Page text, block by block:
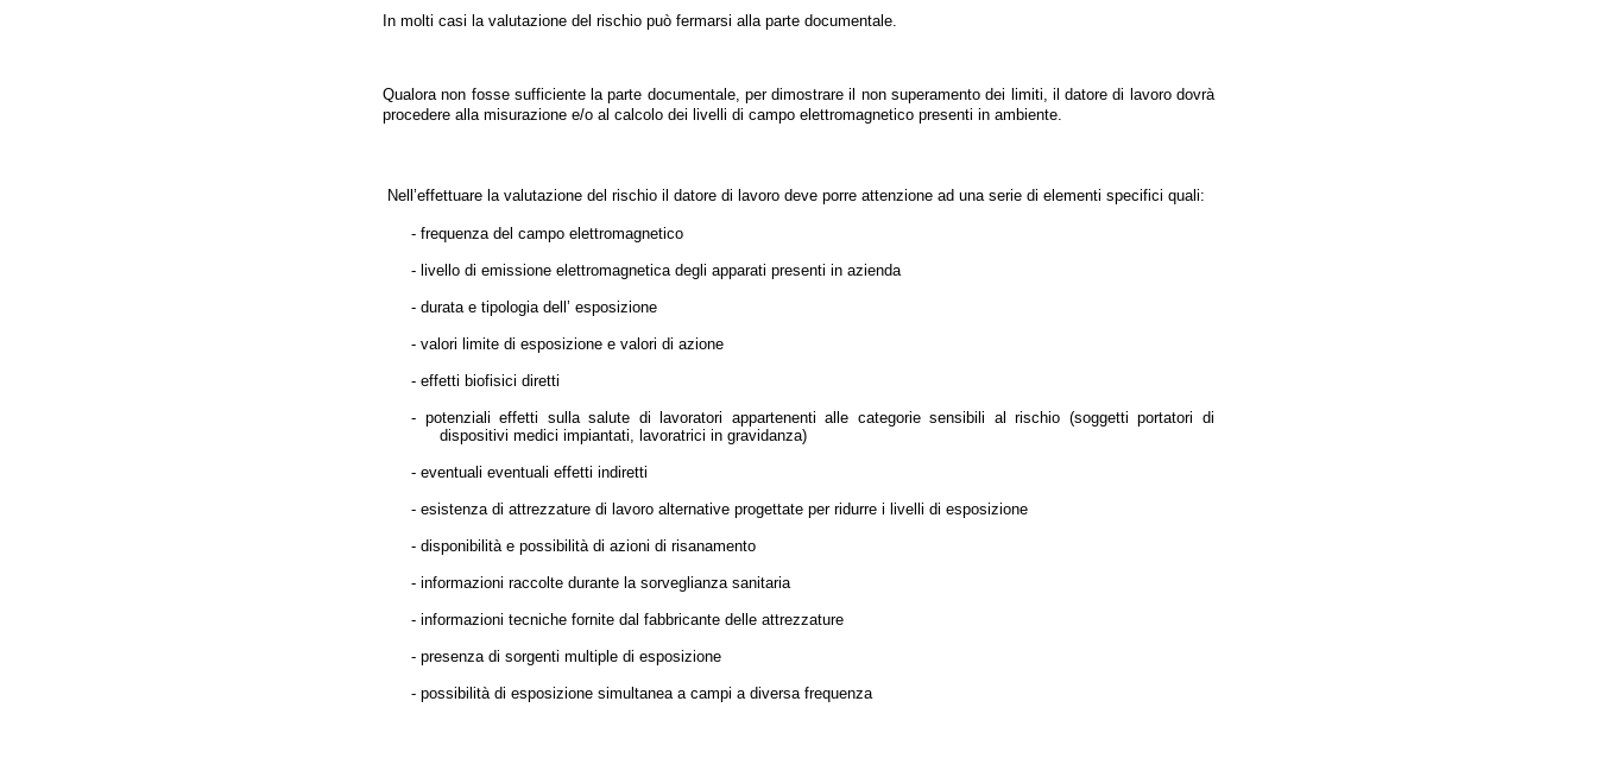
In molti casi la valutazione del rischio può fermarsi alla parte documentale.
Qualora non fosse sufficiente la parte documentale, per dimostrare il non superamento dei limiti, il datore di lavoro dovrà
procedere alla misurazione e/o al calcolo dei livelli di campo elettromagnetico presenti in ambiente.
Nell’effettuare la valutazione del rischio il datore di lavoro deve porre attenzione ad una serie di elementi specifici quali:
- frequenza del campo elettromagnetico
- livello di emissione elettromagnetica degli apparati presenti in azienda
- durata e tipologia dell’ esposizione
- valori limite di esposizione e valori di azione
- effetti biofisici diretti
- potenziali effetti sulla salute di lavoratori appartenenti alle categorie sensibili al rischio (soggetti portatori di
dispositivi medici impiantati, lavoratrici in gravidanza)
- eventuali eventuali effetti indiretti
- esistenza di attrezzature di lavoro alternative progettate per ridurre i livelli di esposizione
- disponibilità e possibilità di azioni di risanamento
- informazioni raccolte durante la sorveglianza sanitaria
- informazioni tecniche fornite dal fabbricante delle attrezzature
- presenza di sorgenti multiple di esposizione
- possibilità di esposizione simultanea a campi a diversa frequenza